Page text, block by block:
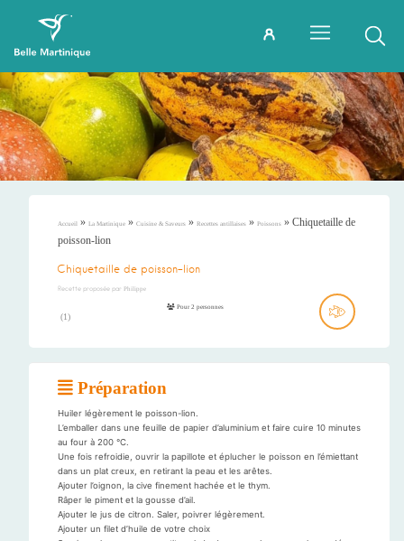
Accueil » La Martinique » Cuisine & Saveurs » Recettes antillaises » Poissons » Chiquetaille de
poisson-lion
Chiquetaille de poisson-lion
Recette proposée par Philippe
(1)
Pour 2 personnes
Préparation
Huiler légèrement le poisson-lion.
L’emballer dans une feuille de papier d’aluminium et faire cuire 10 minutes
au four à 200 °C.
Une fois refroidie, ouvrir la papillote et éplucher le poisson en l’émiettant
dans un plat creux, en retirant la peau et les arêtes.
Ajouter l’oignon, la cive finement hachée et le thym.
Râper le piment et la gousse d’ail.
Ajouter le jus de citron. Saler, poivrer légèrement.
Ajouter un filet d’huile de votre choix